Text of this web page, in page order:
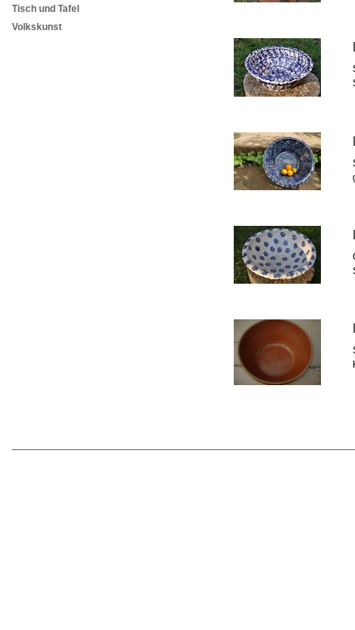
Tisch und Tafel
Volkskunst